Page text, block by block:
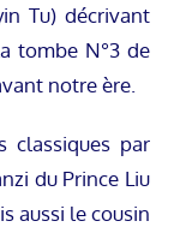
Tu) décrivant
tombe N°3 de
notre ère.
classiques par
du Prince Liu
aussi le cousin